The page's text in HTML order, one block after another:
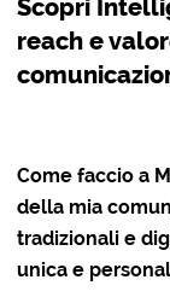
Scopri
reach e
Come faccio a
della mia
tradizionali e
unica e